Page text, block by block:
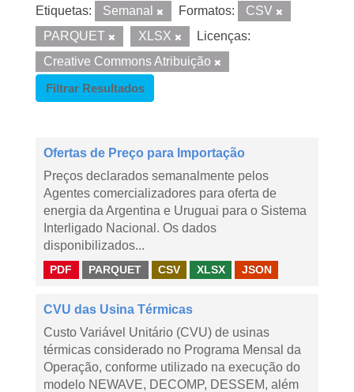
Etiquetas: Semanal Formatos:
CSV
PARQUET
XLSX
Licenças:
Creative Commons Atribuição
Filtrar Resultados
Ofertas de Preço para Importação
Preços declarados semanalmente pelos
Agentes comercializadores para oferta de
energia da Argentina e Uruguai para o Sistema
Interligado Nacional. Os dados
disponibilizados...
PDF PARQUET CSV XLSX JSON
CVU das Usina Térmicas
Custo Variável Unitário (CVU) de usinas
térmicas considerado no Programa Mensal da
Operação, conforme utilizado na execução do
modelo NEWAVE, DECOMP, DESSEM, além